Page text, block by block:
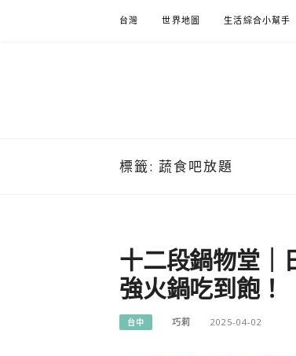
台灣 世界地圖 生活綜合小幫手
標籤: 蔬食吧放題
十二段鍋物堂｜
強火鍋吃到飽！
台中 巧莉 2025-04-02